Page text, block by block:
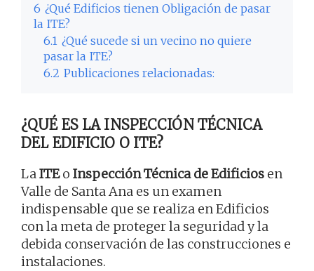
6 ¿Qué Edificios tienen Obligación de pasar
la ITE?
6.1 ¿Qué sucede si un vecino no quiere
pasar la ITE?
6.2 Publicaciones relacionadas:
¿QUÉ ES LA INSPECCIÓN TÉCNICA
DEL EDIFICIO O ITE?
LaITEo Inspección Técnica de Edificios en
Valle de Santa Ana es un examen
indispensable que se realiza en Edificios
con la meta de proteger la seguridad y la
debida conservación de las construcciones e
instalaciones.